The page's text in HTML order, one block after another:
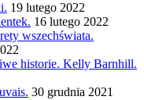
19 lutego 2022
16 lutego 2022
wszechświata.
historie. Kelly Barnhill.
30 grudnia 2021